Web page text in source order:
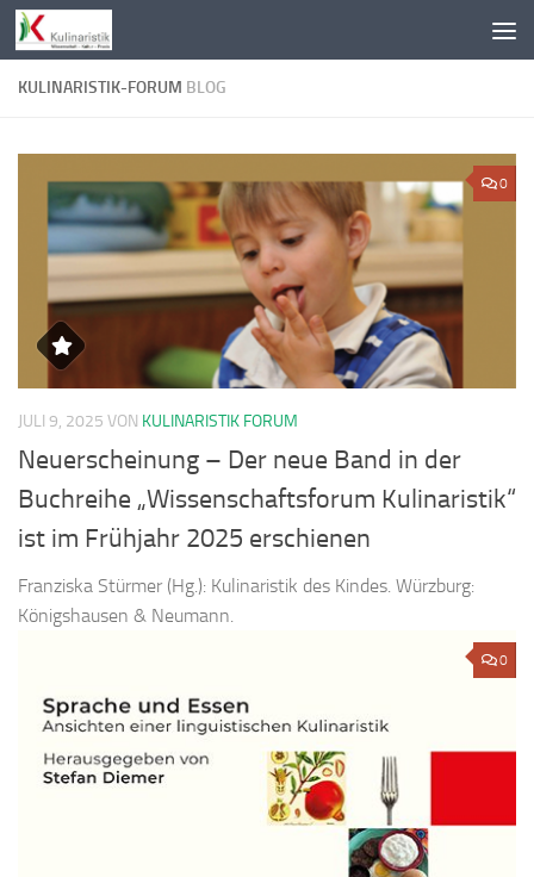
Zum Inhalt springen
KULINARISTIK-FORUM BLOG
0
JULI 9, 2025 VON KULINARISTIK FORUM
Neuerscheinung – Der neue Band in der
Buchreihe „Wissenschaftsforum Kulinaristik“
ist im Frühjahr 2025 erschienen
Franziska Stürmer (Hg.): Kulinaristik des Kindes. Würzburg:
Königshausen & Neumann.
0